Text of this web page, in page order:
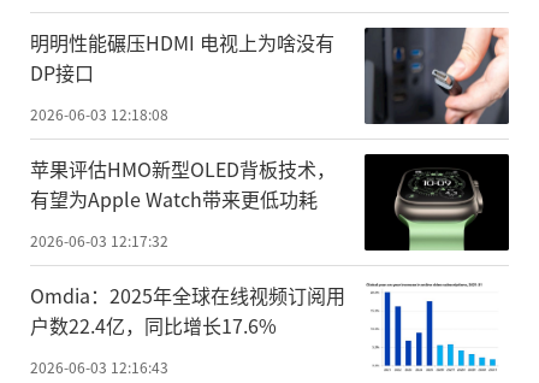
明明性能碾压HDMI 电视上为啥没有
DP接口
2026-06-03 12:18:08
苹果评估HMO新型OLED背板技术，
有望为Apple Watch带来更低功耗
2026-06-03 12:17:32
Omdia：2025年全球在线视频订阅用
户数22.4亿，同比增长17.6%
2026-06-03 12:16:43